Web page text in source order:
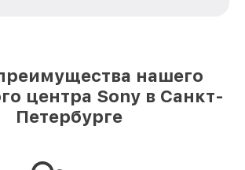
нашего
центра Sony в Санкт-
Петербурге